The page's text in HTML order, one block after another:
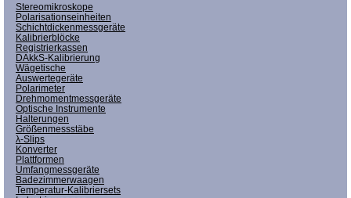
Stereomikroskope
Polarisationseinheiten
Schichtdickenmessgeräte
Kalibrierblöcke
Registrierkassen
DAkkS-Kalibrierung
Wägetische
Auswertegeräte
Polarimeter
Drehmomentmessgeräte
Optische Instrumente
Halterungen
Größenmessstäbe
λ-Slips
Konverter
Plattformen
Umfangmessgeräte
Badezimmerwaagen
Temperatur-Kalibriersets